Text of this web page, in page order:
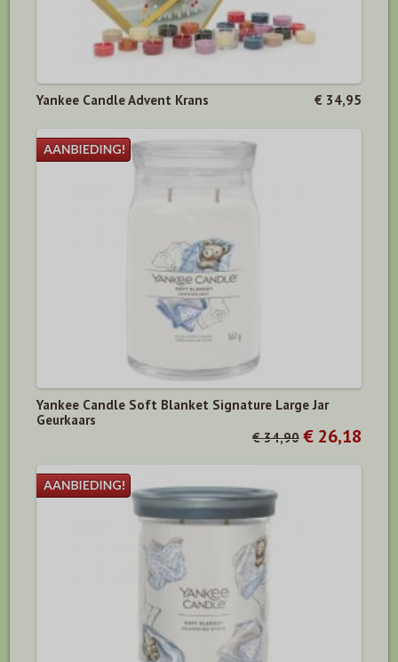
Yankee Candle Advent Krans € 34,95
Yankee Candle Soft Blanket Signature Large Jar
Geurkaars
€ 34,90 € 26,18